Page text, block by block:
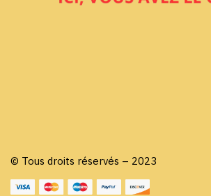
© Tous droits réservés – 2023